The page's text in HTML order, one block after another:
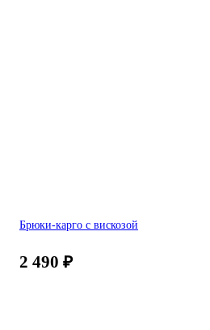
Брюки-карго с вискозой
2 490 ₽